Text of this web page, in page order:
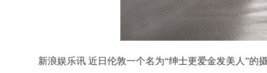
新浪娱乐讯 近日伦敦一个名为“绅士更爱金发美人”的摄